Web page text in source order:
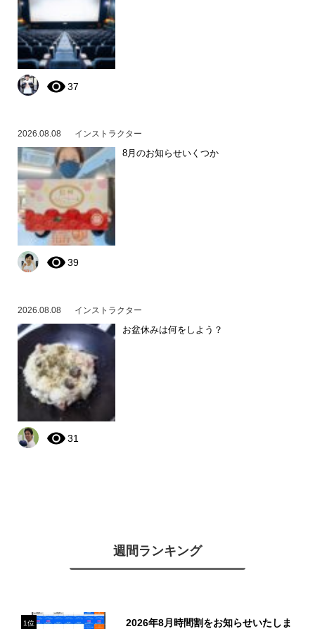
37
2026.08.08 インストラクター
8月のお知らせいくつか
39
2026.08.08 インストラクター
お盆休みは何をしよう？
31
週間ランキング
1位
2026年8月時間割をお知らせいたしま